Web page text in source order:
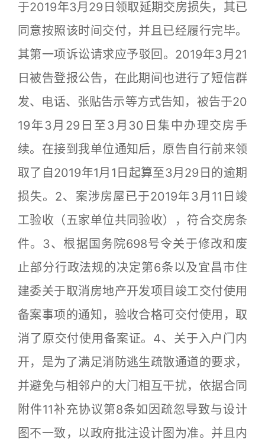
于2019年3月29日领取延期交房损失，其已
同意按照该时间交付，并且已经履行完毕。
其第一项诉讼请求应予驳回。2019年3月21
日被告登报公告，在此期间也进行了短信群
发、电话、张贴告示等方式告知，被告于20
19年3月29日至3月30日集中办理交房手
续。在接到我单位通知后，原告自行前来领
取了自2019年1月1日起算至3月29日的逾期
损失。2、案涉房屋已于2019年3月11日竣
工验收（五家单位共同验收），符合交房条
件。3、根据国务院698号令关于修改和废
止部分行政法规的决定第6条以及宜昌市住
建委关于取消房地产开发项目竣工交付使用
备案事项的通知，验收合格可交付使用，取
消了原交付使用备案证。4、关于入户门内
开，是为了满足消防逃生疏散通道的要求，
并避免与相邻户的大门相互干扰，依据合同
附件11补充协议第8条如因疏忽导致与设计
图不一致，以政府批注设计图为准。并且内